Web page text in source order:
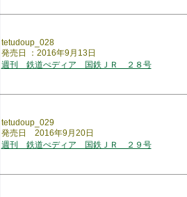
tetudoup_028
発売日 ：2016年9月13日
週刊 鉄道ぺディア 国鉄ＪＲ ２８号
tetudoup_029
発売日 2016年9月20日
週刊 鉄道ぺディア 国鉄ＪＲ ２９号